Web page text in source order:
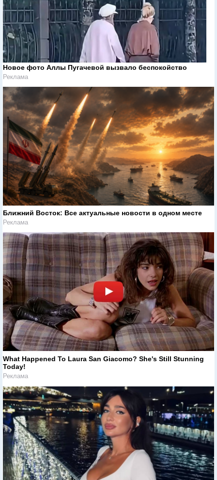
Новое фото Аллы Пугачевой вызвало беспокойство
Реклама
Ближний Восток: Все актуальные новости в одном месте
Реклама
What Happened To Laura San Giacomo? She's Still Stunning
Today!
Реклама